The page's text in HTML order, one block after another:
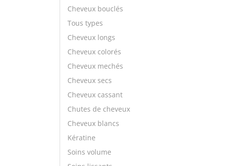
Cheveux bouclés
Tous types
Cheveux longs
Cheveux colorés
Cheveux mechés
Cheveux secs
Cheveux cassant
Chutes de cheveux
Cheveux blancs
Kératine
Soins volume